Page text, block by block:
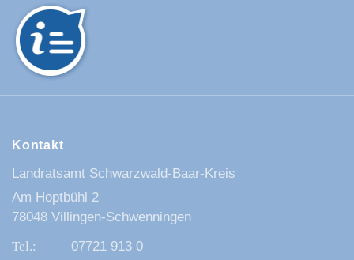
Kontakt
Landratsamt Schwarzwald-Baar-Kreis
Am Hoptbühl 2
78048 Villingen-Schwenningen
07721 913 0